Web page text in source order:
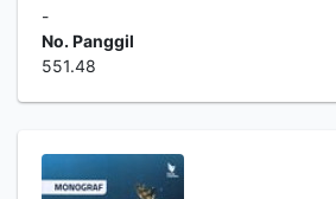
-
No. Panggil
551.48